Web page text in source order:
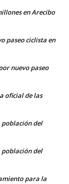
en Arecibo
paseo ciclista en
nuevo paseo
oficial de las
población del
población del
para la